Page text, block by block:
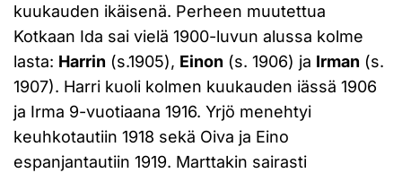
kuukauden ikäisenä. Perheen muutettua
Kotkaan Ida sai vielä 1900-luvun alussa kolme
lasta: Harrin (s.1905), Einon (s. 1906) ja Irman (s.
1907). Harri kuoli kolmen kuukauden iässä 1906
ja Irma 9-vuotiaana 1916. Yrjö menehtyi
keuhkotautiin 1918 sekä Oiva ja Eino
espanjantautiin 1919. Marttakin sairasti